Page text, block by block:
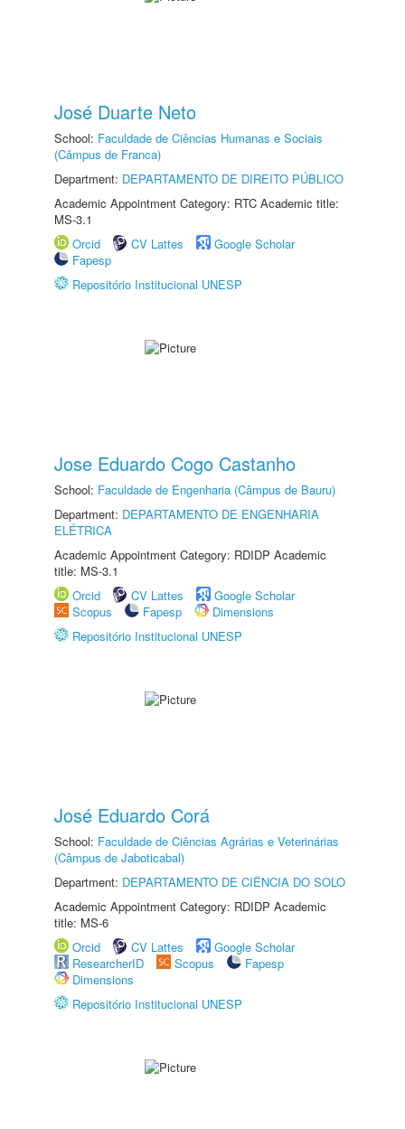
José Duarte Neto
School: Faculdade de Ciências Humanas e Sociais
(Câmpus de Franca)
Department: DEPARTAMENTO DE DIREITO PÚBLICO
Academic Appointment Category: RTC Academic title:
MS-3.1
Orcid
CV Lattes
Google Scholar
Fapesp
Repositório Institucional UNESP
Jose Eduardo Cogo Castanho
School: Faculdade de Engenharia (Câmpus de Bauru)
Department: DEPARTAMENTO DE ENGENHARIA
ELÉTRICA
Academic Appointment Category: RDIDP Academic
title: MS-3.1
Orcid
CV Lattes
Google Scholar
Scopus
Fapesp
Dimensions
Repositório Institucional UNESP
José Eduardo Corá
School: Faculdade de Ciências Agrárias e Veterinárias
(Câmpus de Jaboticabal)
Department: DEPARTAMENTO DE CIÊNCIA DO SOLO
Academic Appointment Category: RDIDP Academic
title: MS-6
Orcid
CV Lattes
Google Scholar
ResearcherID
Scopus
Fapesp
Dimensions
Repositório Institucional UNESP